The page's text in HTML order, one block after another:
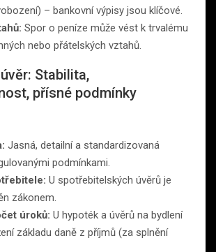
– bankovní výpisy jsou klíčové.
Spor o peníze může vést k trvalému
nebo přátelských vztahů.
Stabilita,
přísné podmínky
Jasná, detailní a standardizovaná
podmínkami.
U spotřebitelských úvěrů je
zákonem.
úroků: U hypoték a úvěrů na bydlení
základu daně z příjmů (za splnění